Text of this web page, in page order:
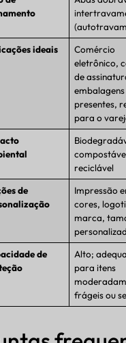
ideais
Comércio
eletrônico,
de
presentes,
para o
reciclável
de
Impressão
cores,
marca,
de
Alto;
para itens
frágeis ou